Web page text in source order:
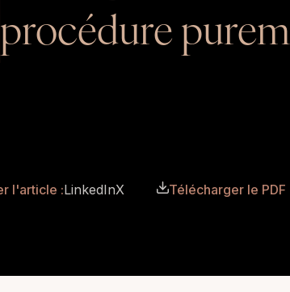
procédure
l'article :LinkedInX Télécharger le PDF